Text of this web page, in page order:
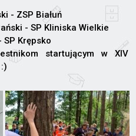
- ZSP Białuń
- SP Kliniska Wielkie
SP Krępsko
startującym w XIV